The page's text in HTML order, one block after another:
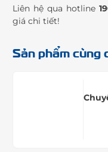
Liên hệ qua hotline
giá chi tiết!
Sản phẩm cùng